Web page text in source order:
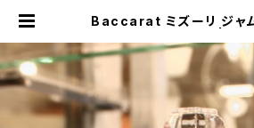
Baccarat ミズーリ ジャ
のリサイクルショップ